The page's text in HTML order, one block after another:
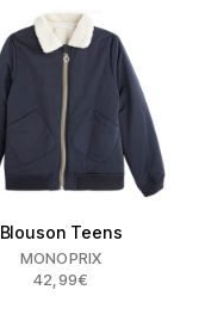
Blouson Teens
MONOPRIX
42,99€